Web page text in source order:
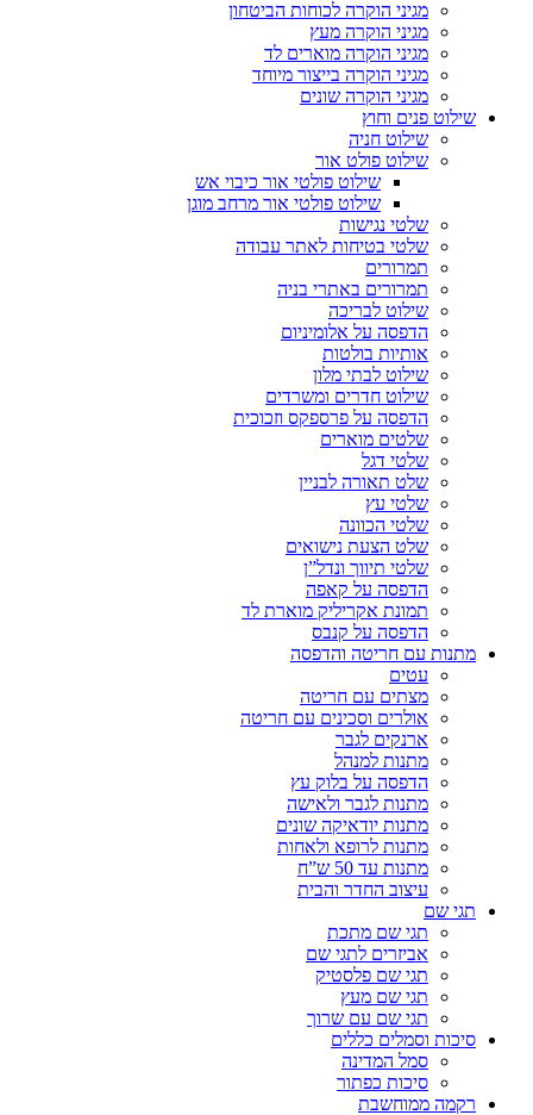
מגיני הוקרה לכוחות הביטחון
מגיני הוקרה מעץ
מגיני הוקרה מוארים לד
מגיני הוקרה בייצור מיוחד
מגיני הוקרה שונים
שילוט פנים וחוץ
שילוט חניה
שילוט פולט אור
שילוט פולטי אור כיבוי אש
שילוט פולטי אור מרחב מוגן
שלטי נגישות
שלטי בטיחות לאתר עבודה
תמרורים
תמרורים באתרי בניה
שילוט לבריכה
הדפסה על אלומיניום
אותיות בולטות
שילוט לבתי מלון
שילוט חדרים ומשרדים
הדפסה על פרספקס וזכוכית
שלטים מוארים
שלטי דגל
שלט תאורה לבניין
שלטי עץ
שלטי הכוונה
שלט הצעת נישואים
שלטי תיווך ונדל”ן
הדפסה על קאפה
תמונת אקריליק מוארת לד
הדפסה על קנבס
מתנות עם חריטה והדפסה
עטים
מצתים עם חריטה
אולרים וסכינים עם חריטה
ארנקים לגבר
מתנות למנהל
הדפסה על בלוק עץ
מתנות לגבר ולאישה
מתנות יודאיקה שונים
מתנות לרופא ולאחות
מתנות עד 50 ש”ח
עיצוב החדר והבית
תגי שם
תגי שם מתכת
אביזרים לתגי שם
תגי שם פלסטיק
תגי שם מעץ
תגי שם עם שרוך
סיכות וסמלים כללים
סמל המדינה
סיכות כפתור
רקמה ממוחשבת